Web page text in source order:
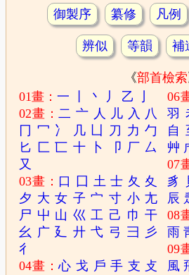
御製序 纂修 凡例
辨似 等韻 補
《部首檢索
01畫：一 丶 丿 乙
02畫：二 亠 人 儿 入 八
冂 冖 冫 几 凵 刀 力 勹
匕 匚 匸 十 卜 卩 厂 厶
又
03畫： 口 囗 土 士 夂 夊
夕 大 女 子 宀 寸 小 尢
尸 屮 山 巛 工 己 巾 干
幺 广 廴 廾 弋 弓 彐
彡
彳
04畫：心 戈 戶 手 支 攴
06
羽
自
艸
07
豸
辰
08
雨
09
風